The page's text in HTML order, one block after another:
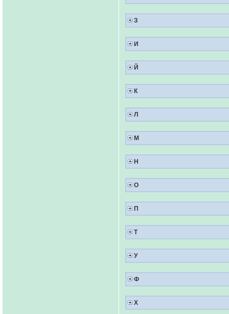
З
И
Й
К
Л
М
Н
О
П
Т
У
Ф
Х